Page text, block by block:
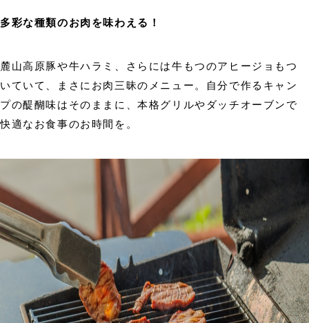
多彩な種類のお肉を味わえる！
麓山高原豚や牛ハラミ、さらには牛もつのアヒージョもつ
いていて、まさにお肉三昧のメニュー。自分で作るキャン
プの醍醐味はそのままに、本格グリルやダッチオーブンで
快適なお食事のお時間を。